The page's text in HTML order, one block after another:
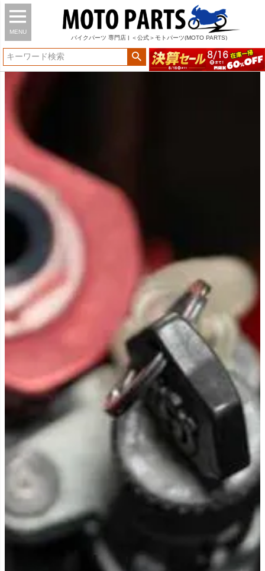
MENU
バイク パーツ 専門店 | ＜公式＞モトパーツ(MOTO PARTS)